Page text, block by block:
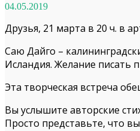
04.05.2019
Друзья, 21 марта в 20 ч. в
Саю Дайго –
Исландия. Желание писать
Эта творческая встреча
Вы услышите авторские
Просто представьте, что